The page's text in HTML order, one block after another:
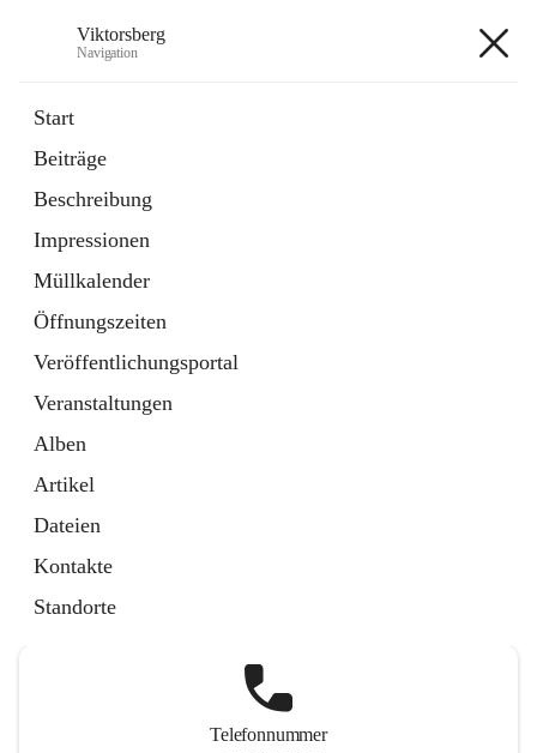
Viktorsberg
Navigation
Start
Beiträge
Beschreibung
Impressionen
Müllkalender
Öffnungszeiten
Veröffentlichungsportal
Veranstaltungen
Alben
Artikel
Dateien
Kontakte
Standorte
1 Schnellzugriff
Bürgerservice
10 Schnellzugriffe
Telefonnummer